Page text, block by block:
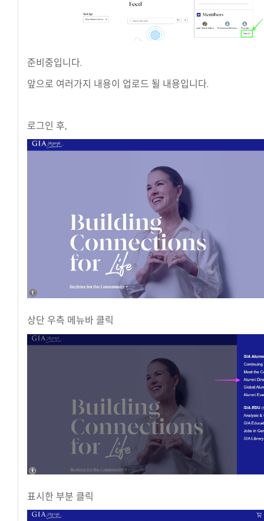
준비중입니다.
앞으로 여러가지 내용이 업로드 될 내용입니다.
로그인 후,
상단 우측 메뉴바 클릭
표시한 부분 클릭